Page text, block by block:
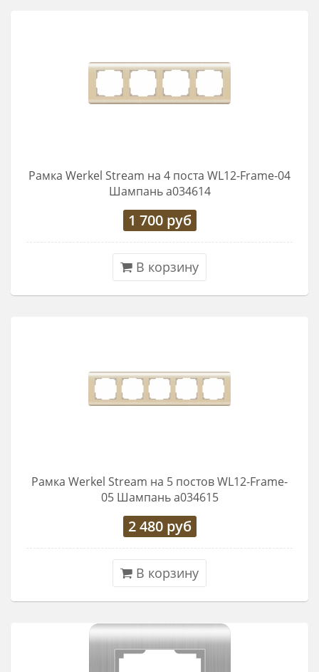
Рамка Werkel Stream на 4 поста WL12-Frame-04
Шампань a034614
1 700руб
В корзину
Рамка Werkel Stream на 5 постов WL12-Frame-
05 Шампань a034615
2 480руб
В корзину